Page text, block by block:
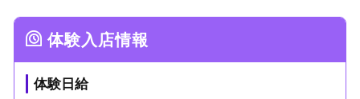
体験入店情報
体験日給